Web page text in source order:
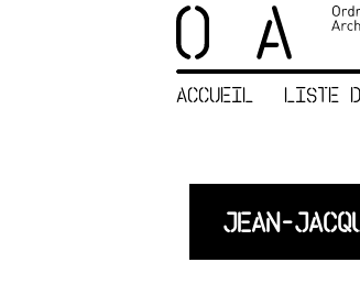
ACCUEIL LISTE
JEAN-